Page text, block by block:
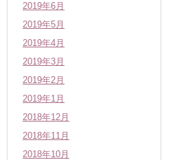
2019年6月
2019年5月
2019年4月
2019年3月
2019年2月
2019年1月
2018年12月
2018年11月
2018年10月